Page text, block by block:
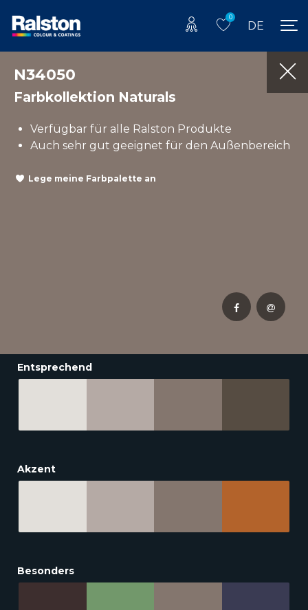
0
DE
N34050
Farbkollektion Naturals
Verfügbar für alle Ralston Produkte
Auch sehr gut geeignet für den Außenbereich
Lege meine Farbpalette an
Entsprechend
Akzent
Besonders